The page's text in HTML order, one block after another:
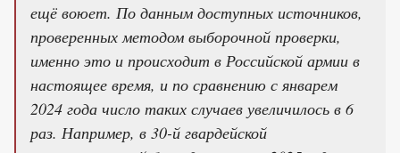
ещё воюет. По данным доступных источников,
проверенных методом выборочной проверки,
именно это и происходит в Российской армии в
настоящее время, и по сравнению с январем
2024 года число таких случаев увеличилось в 6
раз. Например, в 30-й гвардейской